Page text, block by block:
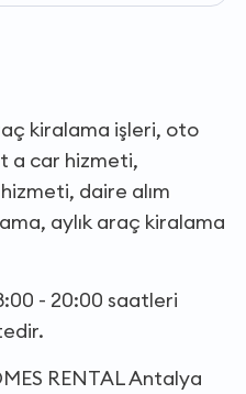
kiralama işleri, oto
a car hizmeti,
daire alım
aylık araç kiralama
- 20:00 saatleri
RENTAL Antalya